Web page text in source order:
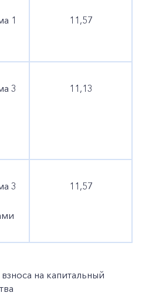
1
11,57
3
11,13
3
11,57
на капитальный